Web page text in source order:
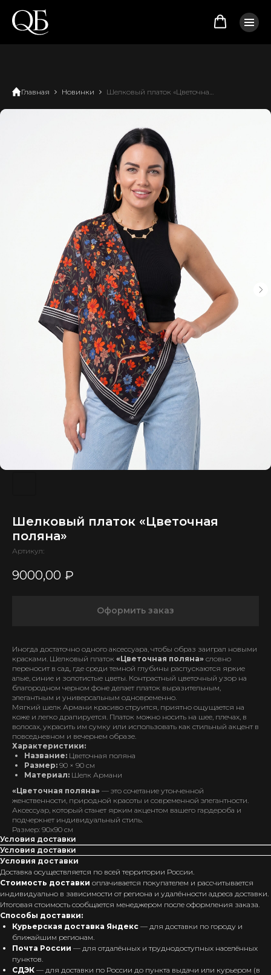
Главная Новинки Шелковый платок «Цветочная поляна»
Шелковый платок «Цветочная
поляна»
Артикул:
9000,00 ₽
Оформить заказ
Иногда достаточно одного аксессуара, чтобы образ заиграл новыми
красками. Шелковый платок «Цветочная поляна» словно
переносит в сад, где среди темной глубины распускаются яркие
алые, синие и золотистые цветы. Контрастный цветочный узор на
благородном черном фоне делает платок выразительным,
элегантным и универсальным одновременно.
Мягкий шелк Армани красиво струится, приятно ощущается на
коже и легко драпируется. Платок можно носить на шее, плечах, в
волосах, украсить им сумку или использовать как стильный акцент в
повседневном и вечернем образе.
Характеристики:
Название: Цветочная поляна
Размер: 90 × 90 см
Материал: Шелк Армани
«Цветочная поляна» — это сочетание утонченной
женственности, природной красоты и современной элегантности.
Аксессуар, который станет ярким акцентом вашего гардероба и
подчеркнет индивидуальный стиль.
Размер: 90х90 см
Условия доставки
Условия доставки
Условия доставки
Доставка осуществляется по всей территории России.
Стоимость доставки оплачивается покупателем и рассчитывается
индивидуально в зависимости от региона и удалённости адреса доставки.
Итоговая стоимость сообщается менеджером после оформления заказа.
Способы доставки:
Курьерская доставка Яндекс — для доставки по городу и
ближайшим регионам.
Почта России — для отдалённых и труднодоступных населённых
пунктов.
СДЭК — для доставки по России до пункта выдачи или курьером (в